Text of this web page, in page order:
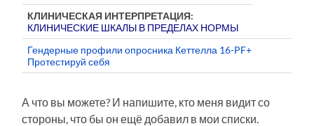
КЛИНИЧЕСКАЯ ИНТЕРПРЕТАЦИЯ:
КЛИНИЧЕСКИЕ ШКАЛЫ В ПРЕДЕЛАХ НОРМЫ
Гендерные профили опросника Кеттелла 16-PF+
Протестируй себя
А что вы можете? И напишите, кто меня видит со
стороны, что бы он ещё добавил в мои списки.